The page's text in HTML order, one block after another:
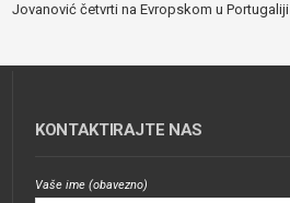
Jovanović četvrti na Evropskom u Portugaliji
KONTAKTIRAJTE NAS
Vaše ime (obavezno)